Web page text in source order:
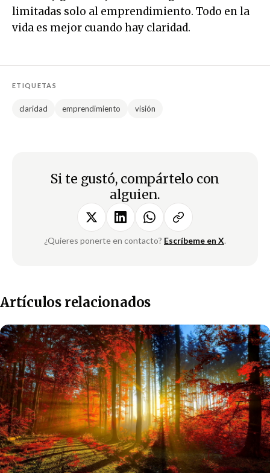
limitadas solo al emprendimiento. Todo en la
vida es mejor cuando hay claridad.
ETIQUETAS
claridad emprendimiento visión
Si te gustó, compártelo con
alguien.
¿Quieres ponerte en contacto? Escríbeme en X.
Artículos relacionados